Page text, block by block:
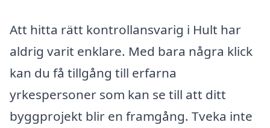
Att hitta rätt kontrollansvarig i Hult har
aldrig varit enklare. Med bara några klick
kan du få tillgång till erfarna
yrkespersoner som kan se till att ditt
byggprojekt blir en framgång. Tveka inte